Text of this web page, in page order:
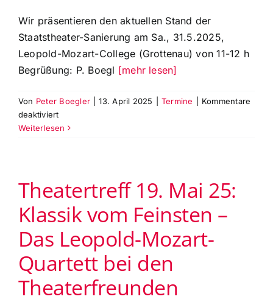
Wir präsentieren den aktuellen Stand der
Staatstheater-Sanierung am Sa., 31.5.2025,
Leopold-Mozart-College (Grottenau) von 11-12 h
Begrüßung: P. Boegl [mehr lesen]
Von Peter Boegler 13. April 2025 Termine
Kommentare
deaktiviertfür
»Wie
zum
Status
der
Sanierung
im
‚Großen
Sa.,
Weiterlesen
Theatertreff 19. Mai 25:
Klassik vom Feinsten –
Das Leopold-Mozart-
Quartett bei den
Theaterfreunden